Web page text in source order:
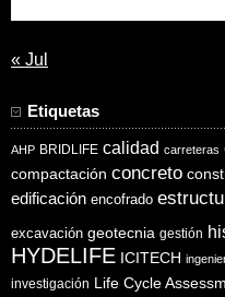
« Jul
Etiquetas
AHP BRIDLIFE calidad carreteras
compactación concreto
edificación encofrado
excavación geotecnia gestión
HYDELIFE ICITECH
investigación Life Cycle